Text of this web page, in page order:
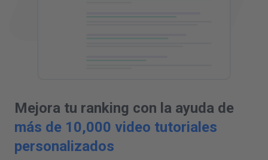
Mejora tu ranking con la ayuda de
más de 10,000 video tutoriales
personalizados